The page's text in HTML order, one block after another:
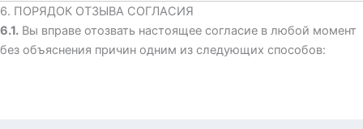
6. ПОРЯДОК ОТЗЫВА СОГЛАСИЯ
6.1. Вы вправе отозвать настоящее согласие в любой момент
без объяснения причин одним из следующих способов: